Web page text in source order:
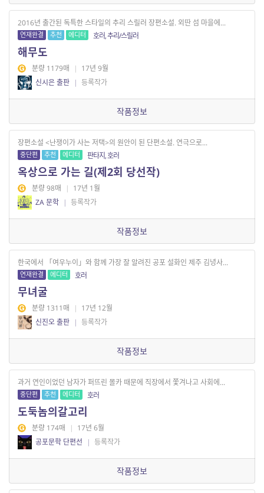
2016년 출간된 독특한 스타일의 추리 스릴러 장편소설. 외딴 섬 마을에...
연재완결 추천 에디터 호러, 추리/스릴러
해무도
분량 1179매 | 17년 9월
신시은 출판 | 등록작가
작품정보
장편소설 <난쟁이가 사는 저택>의 원안이 된 단편소설. 연극으로...
중단편 추천 에디터 판타지, 호러
옥상으로 가는 길(제2회 당선작)
분량 98매 | 17년 1월
ZA 문학 | 등록작가
작품정보
한국에서 「여우누이」와 함께 가장 잘 알려진 공포 설화인 제주 김녕사...
연재완결 에디터 호러
무녀굴
분량 1311매 | 17년 12월
신진오 출판 | 등록작가
작품정보
과거 연인이었던 남자가 퍼뜨린 몰카 때문에 직장에서 쫓겨나고 사회에...
중단편 추천 에디터 호러
도둑놈의갈고리
분량 174매 | 17년 6월
공포문학 단편선
| 등록작가
작품정보